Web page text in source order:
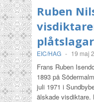
Ruben
EIC/HAG - 19 maj
Frans Ruben
1893 på
juli 1971 i
älskade